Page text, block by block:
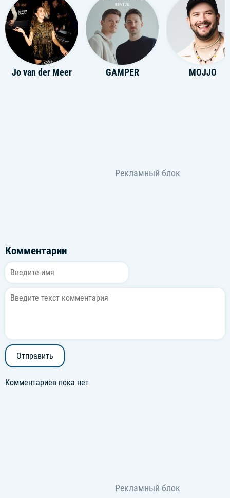
Jo van der Meer GAMPER MOJJO
Комментарии
Отправить
Комментариев пока нет